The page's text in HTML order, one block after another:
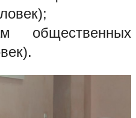
общественных